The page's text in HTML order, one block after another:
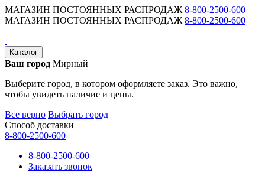
МАГАЗИН ПОСТОЯННЫХ РАСПРОДАЖ 8-800-2500-600
МАГАЗИН ПОСТОЯННЫХ РАСПРОДАЖ 8-800-2500-600
Каталог
Ваш город Мирный
Выберите город, в котором оформляете заказ. Это важно,
чтобы увидеть наличие и цены.
Все верно Выбрать город
Способ доставки
8-800-2500-600
8-800-2500-600
Заказать звонок